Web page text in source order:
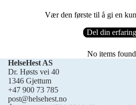
Vær den første til å gi en
Del din erfaring
No items found
HelseHest AS
Dr. Høsts vei 40
1346 Gjettum
+47 900 73 785
post@helsehest.no